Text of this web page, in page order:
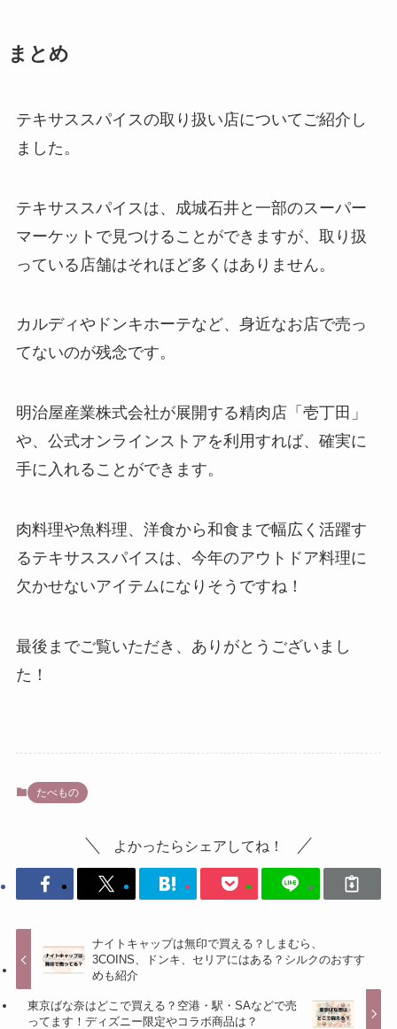
まとめ
テキサススパイスの取り扱い店についてご紹介し
ました。
テキサススパイスは、成城石井と一部のスーパー
マーケットで見つけることができますが、取り扱
っている店舗はそれほど多くはありません。
カルディやドンキホーテなど、身近なお店で売っ
てないのが残念です。
明治屋産業株式会社が展開する精肉店「壱丁田」
や、公式オンラインストアを利用すれば、確実に
手に入れることができます。
肉料理や魚料理、洋食から和食まで幅広く活躍す
るテキサススパイスは、今年のアウトドア料理に
欠かせないアイテムになりそうですね！
最後までご覧いただき、ありがとうございまし
た！
たべもの
よかったらシェアしてね！
ナイトキャップは無印で買える？しまむら、
3COINS、ドンキ、セリアにはある？シルクのおすす
めも紹介
東京ばな奈はどこで買える？空港・駅・SAなどで売
ってます！ディズニー限定やコラボ商品は？